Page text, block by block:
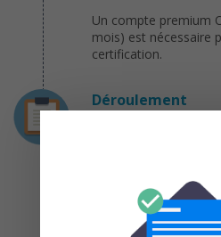
Un compte premium
mois) est nécessaire
certification.
Déroulement
De nouvelles vidéos
exercices pour
assimilé les
Si vous rencontrez
Vous pouvez à tout